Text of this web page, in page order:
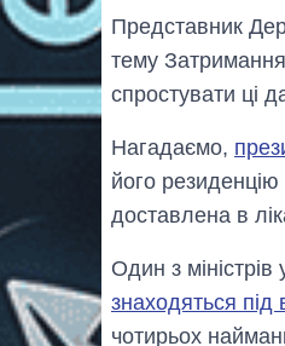
Представник
тему
спростувати ці
Нагадаємо,
його
доставлена в
Один з
знаходяться під
чотирьох